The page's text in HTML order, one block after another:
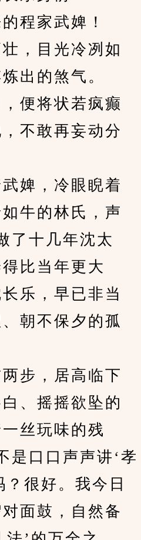
家武婢！
，目光冷冽如
出的煞气。
便将状若疯癫
不敢再妄动分
婢，冷眼睨着
牛的林氏，声
了十几年沈太
比当年更大
乐，早已非当
朝不保夕的孤
步，居高临下
、摇摇欲坠的
丝玩味的残
是口口声声讲‘孝
？很好。我今日
面鼓，自然备